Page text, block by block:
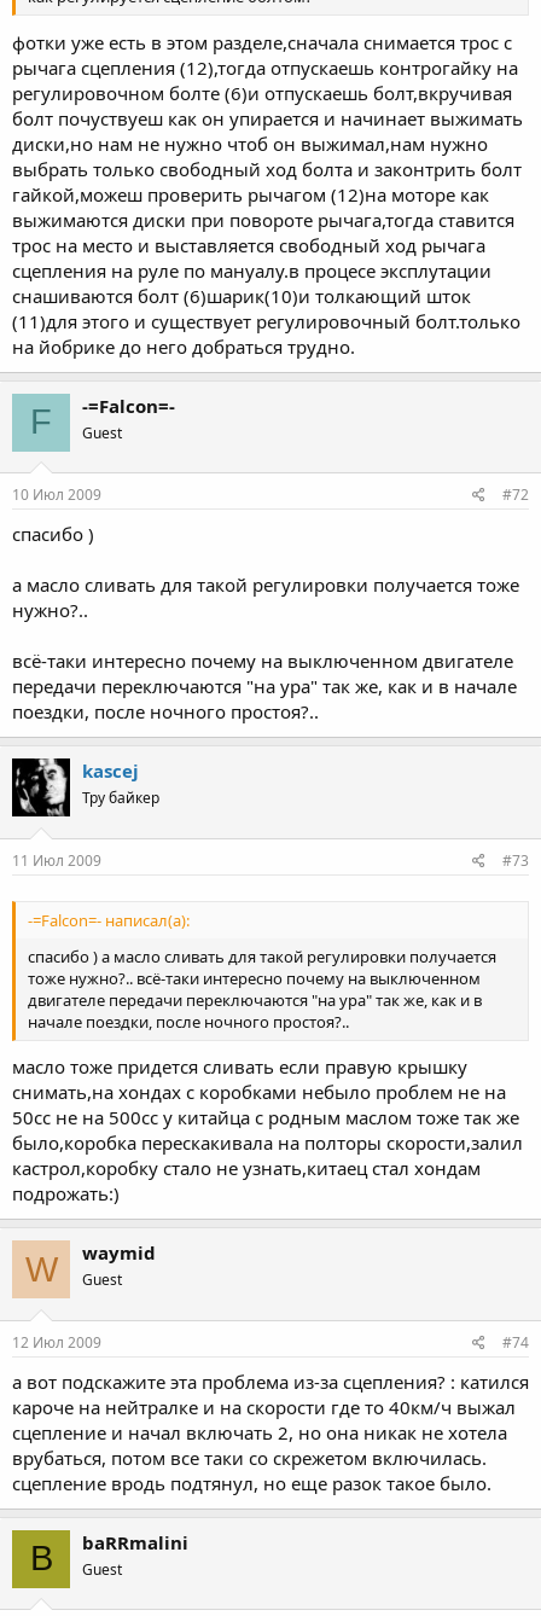
фотки уже есть в этом разделе,сначала снимается трос с
рычага сцепления (12),тогда отпускаешь контрогайку на
регулировочном болте (6)и отпускаешь болт,вкручивая
болт почуствуеш как он упирается и начинает выжимать
диски,но нам не нужно чтоб он выжимал,нам нужно
выбрать только свободный ход болта и законтрить болт
гайкой,можеш проверить рычагом (12)на моторе как
выжимаются диски при повороте рычага,тогда ставится
трос на место и выставляется свободный ход рычага
сцепления на руле по мануалу.в процесе эксплутации
снашиваются болт (6)шарик(10)и толкающий шток
(11)для этого и существует регулировочный болт.только
на йобрике до него добраться трудно.
F -=Falcon=-
Guest
10 Июл 2009 #72
спасибо )
а масло сливать для такой регулировки получается тоже
нужно?..
всё-таки интересно почему на выключенном двигателе
передачи переключаются "на ура" так же, как и в начале
поездки, после ночного простоя?..
kascej
Тру байкер
11 Июл 2009 #73
-=Falcon=- написал(а):
спасибо ) а масло сливать для такой регулировки получается
тоже нужно?.. всё-таки интересно почему на выключенном
двигателе передачи переключаются "на ура" так же, как и в
начале поездки, после ночного простоя?..
масло тоже придется сливать если правую крышку
снимать,на хондах с коробками небыло проблем не на
50сс не на 500сс у китайца с родным маслом тоже так же
было,коробка перескакивала на полторы скорости,залил
кастрол,коробку стало не узнать,китаец стал хондам
подрожать:)
W waymid
Guest
12 Июл 2009 #74
а вот подскажите эта проблема из-за сцепления? : катился
кароче на нейтралке и на скорости где то 40км/ч выжал
сцепление и начал включать 2, но она никак не хотела
врубаться, потом все таки со скрежетом включилась.
сцепление вродь подтянул, но еще разок такое было.
B baRRmalini
Guest